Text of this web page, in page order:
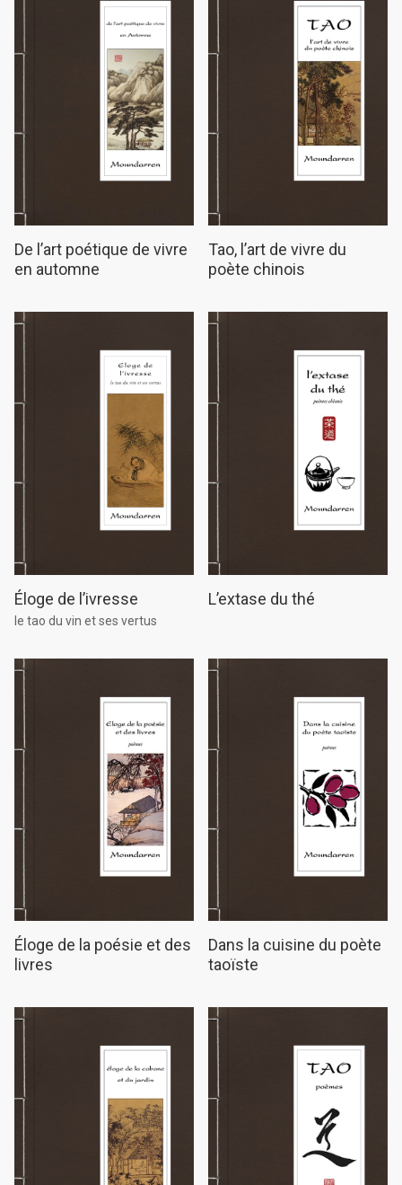
De l’art poétique de vivre
en automne
Tao, l’art de vivre du
poète chinois
Éloge de l’ivresse
le tao du vin et ses vertus
L’extase du thé
Éloge de la poésie et des
livres
Dans la cuisine du poète
taoïste